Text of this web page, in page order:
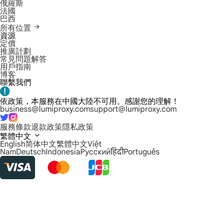
俄羅斯
法國
巴西
所有位置
資源
定價
推廣計劃
常見問題解答
用戶指南
博客
聯繫我們
依政策，本服務在中國大陸不可用。感謝您的理解！
business@lumiproxy.comsupport@lumiproxy.com
服務條款退款政策隱私政策
繁體中文
English简体中文繁體中文Việt
NamDeutschIndonesiaРусскийहिंदीPortuguês